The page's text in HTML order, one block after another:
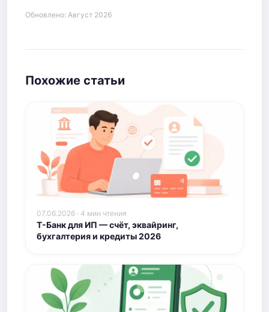
Обновлено: Август 2026
Похожие статьи
07.06.2026 · 4 мин чтения
Т-Банк для ИП — счёт, эквайринг,
бухгалтерия и кредиты 2026